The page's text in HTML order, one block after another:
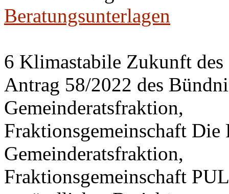
Beratungsunterlagen
6 Klimastabile Zukunft des
Antrag 58/2022 des
Gemeinderatsfraktion,
Fraktionsgemeinschaft
Gemeinderatsfraktion,
Fraktionsgemeinschaft